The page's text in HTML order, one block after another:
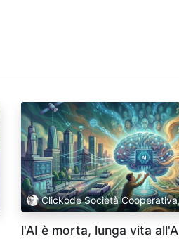
Clickode Società
l'AI è morta, lunga vita